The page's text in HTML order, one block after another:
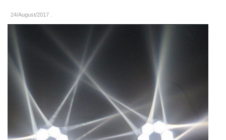
24/August/2017